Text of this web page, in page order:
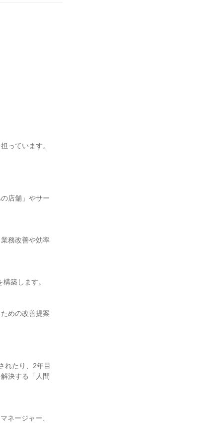
っています。
店舗」やサー
務改善や効率
築します。
めの改善提案
れたり、2年目
決する「人間
ネージャー、